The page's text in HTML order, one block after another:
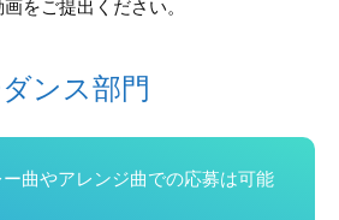
をご提出ください。
ンス部門
曲やアレンジ曲での応募は可能